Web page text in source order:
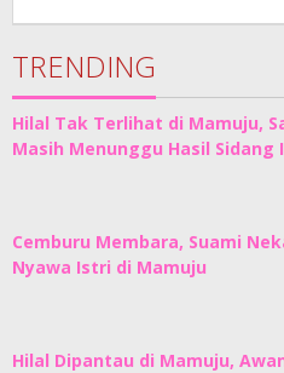
TRENDING
Hilal Tak Terlihat di Mamuju,
Masih Menunggu Hasil Sidang
Cemburu Membara, Suami
Nyawa Istri di Mamuju
Hilal Dipantau di Mamuju,